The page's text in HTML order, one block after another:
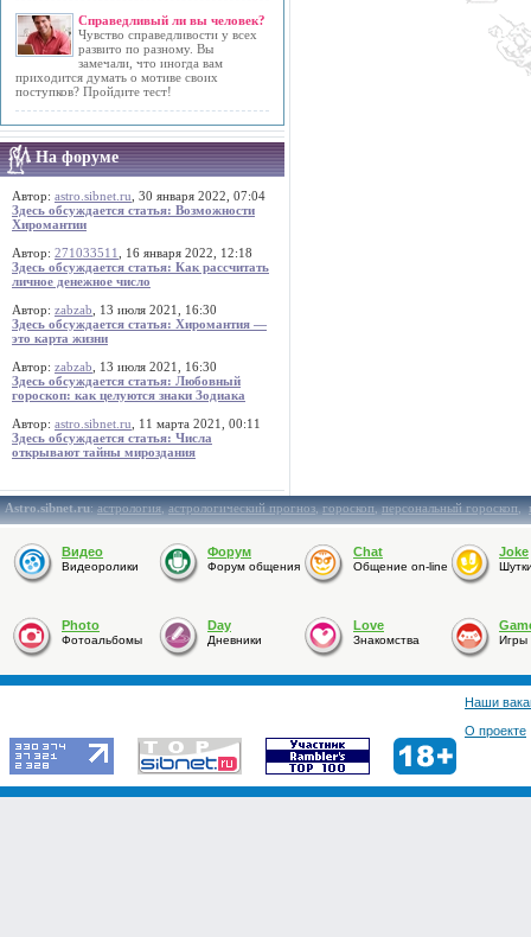
Справедливый ли вы человек?
Чувство справедливости у всех
развито по разному. Вы
замечали, что иногда вам
приходится думать о мотиве своих
поступков? Пройдите тест!
На форуме
Автор: astro.sibnet.ru , 30 января 2022, 07:04
Здесь обсуждается статья: Возможности
Хиромантии
Автор: 271033511
, 16 января 2022, 12:18
Здесь обсуждается статья: Как рассчитать
личное денежное число
Автор: zabzab , 13 июля 2021, 16:30
Здесь обсуждается статья: Хиромантия —
это карта жизни
Автор: zabzab , 13 июля 2021, 16:30
Здесь обсуждается статья: Любовный
гороскоп: как целуются знаки Зодиака
Автор: astro.sibnet.ru , 11 марта 2021, 00:11
Здесь обсуждается статья: Числа
открывают тайны мироздания
Astro.sibnet.ru:астрология,астрологический прогноз,гороскоп,персональный гороскоп,
Видео
Видеоролики
Форум
Форум общения
Chat
Общение on-line
Joke
Photo
Фотоальбомы
Day
Дневники
Love
Знакомства Игры
Наши
О проекте